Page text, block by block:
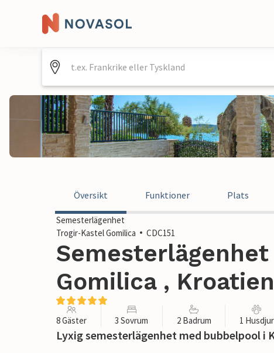
Översikt Funktioner Plats
Semesterlägenhet
Trogir-Kastel Gomilica
CDC151
Gomilica , Kroatien
8 Gäster 3 Sovrum 2 Badrum 1 Husdjur
Lyxig semesterlägenhet med bubbelpool i